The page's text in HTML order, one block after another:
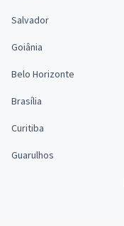
Salvador
Goiânia
Belo Horizonte
Brasília
Curitiba
Guarulhos